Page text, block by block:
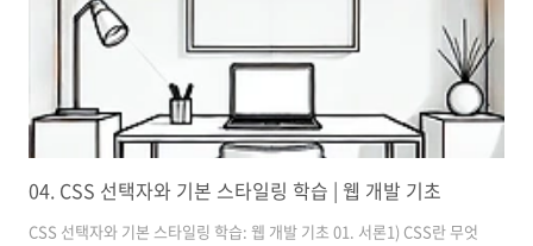
04. CSS 선택자와 기본 스타일링 학습 | 웹 개발 기초
CSS 선택자와 기본 스타일링 학습: 웹 개발 기초 01. 서론1) CSS란 무엇